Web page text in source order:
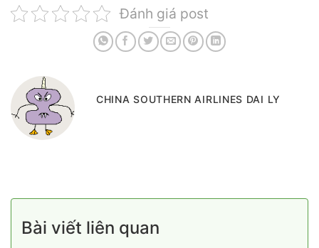
Đánh giá post
CHINA SOUTHERN AIRLINES DAI LY
Bài viết liên quan